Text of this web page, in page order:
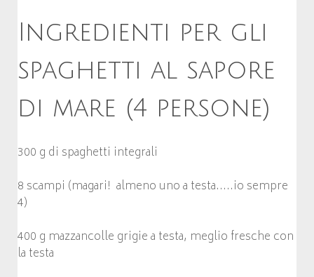
Ingredienti per gli
spaghetti al sapore
di mare (4 persone)
300 g di spaghetti integrali
8 scampi (magari! almeno uno a testa…..io sempre
4)
400 g mazzancolle grigie a testa, meglio fresche con
la testa